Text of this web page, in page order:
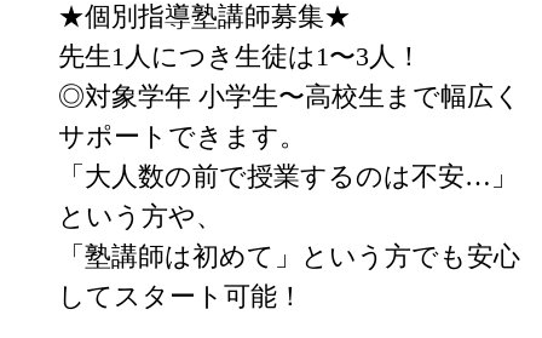
★個別指導塾講師募集★
先生1人につき生徒は1〜3人！
◎対象学年 小学生〜高校生まで幅広く
サポートできます。
「大人数の前で授業するのは不安…」
という方や、
「塾講師は初めて」という方でも安心
してスタート可能！